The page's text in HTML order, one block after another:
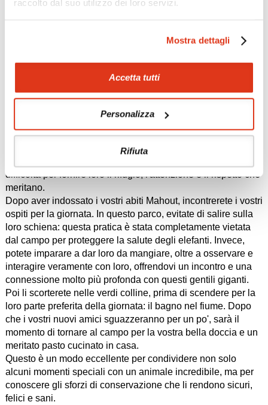
raccolto dal suo utilizzo dei loro servizi.
Mostra dettagli
Accetta tutti
Personalizza
Rifiuta
Pasti inclusi: colazione, pranzo, cena
Attività opzionale (sulla richiesta):
Momento di condivisione con gli elefanti nella giungla (tour
di gruppo con guida in italiano) dalle 8:00 alle 14:00
Al mattino presto, vi dirigerete verso la lussureggiante
campagna che circonda Chiang Mai e l'Elephant Rescue
Park in un'escursione davvero significativa e toccante. Il
difficoltà per fornire loro il rifugio, l'attenzione e il rispetto che
meritano.
Dopo aver indossato i vostri abiti Mahout, incontrerete i vostri
ospiti per la giornata. In questo parco, evitate di salire sulla
loro schiena: questa pratica è stata completamente vietata
dal campo per proteggere la salute degli elefanti. Invece,
potete imparare a dar loro da mangiare, oltre a osservare e
interagire veramente con loro, offrendovi un incontro e una
connessione molto più profonda con questi gentili giganti.
Poi li scorterete nelle verdi colline, prima di scendere per la
loro parte preferita della giornata: il bagno nel fiume. Dopo
che i vostri nuovi amici sguazzeranno per un po', sarà il
momento di tornare al campo per la vostra bella doccia e un
meritato pasto cucinato in casa.
Questo è un modo eccellente per condividere non solo
alcuni momenti speciali con un animale incredibile, ma per
conoscere gli sforzi di conservazione che li rendono sicuri,
felici e sani.